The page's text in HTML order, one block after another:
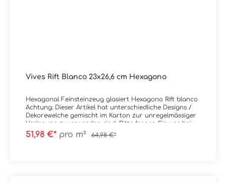
Vives Rift Blanco 23x26,6 cm Hexagono
Hexagonal Feinsteinzeug glasiert Hexagono Rift blanco
Achtung: Dieser Artikel hat unterschiedliche Designs /
Dekorewelche gemischt im Karton zur unregelmässiger
Verlegung zuverwenden sind. Bitte fragen Sie uns bei
Unklarheiten. Material: Feinsteinzeug
glasiertFormat: 23x26,6 cm / 6-EckStärke: 9 mmFarbe:
51,98 €* pro m² 64,98 €*